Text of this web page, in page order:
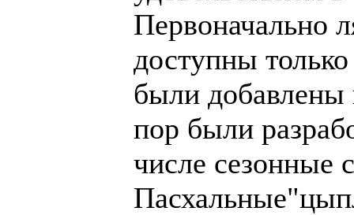
Первоначально
доступны
были добавлены
пор были
числе сезонные